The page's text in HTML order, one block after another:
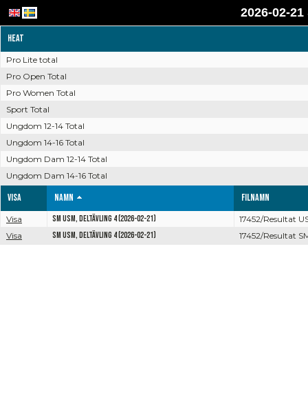
2026-02-
Heat
Pro Lite total
Pro Open Total
Pro Women Total
Sport Total
Ungdom 12-14 Total
Ungdom 14-16 Total
Ungdom Dam 12-14 Total
Ungdom Dam 14-16 Total
Visa Namn Filnamn
Visa SM USM, Deltävling 4 (2026-02-21)
17452/Resultat
Visa
SM USM, Deltävling 4 (2026-02-21) 17452/Resultat